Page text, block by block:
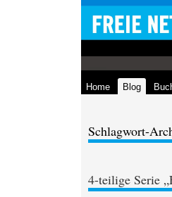
Home Blog
Schlagwort-
4-teilige Serie